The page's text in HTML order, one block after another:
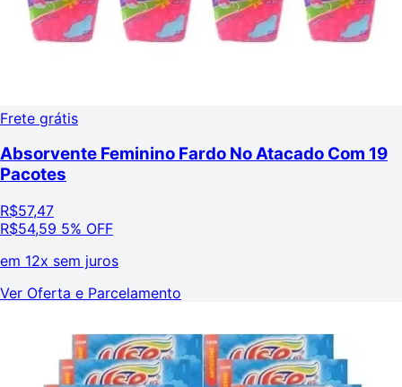
Frete grátis
Absorvente Feminino Fardo No Atacado Com 19
Pacotes
R$57,47
R$54,59 5% OFF
em 12x sem juros
Ver Oferta e Parcelamento